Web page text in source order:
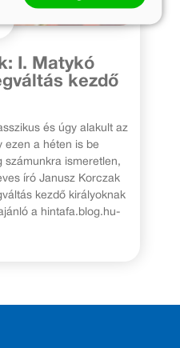
I. Matykó
kezdő
és úgy alakult az
ezen a héten is be
számunkra ismeretlen,
író Janusz Korczak
kezdő királyoknak
a hintafa.blog.hu-